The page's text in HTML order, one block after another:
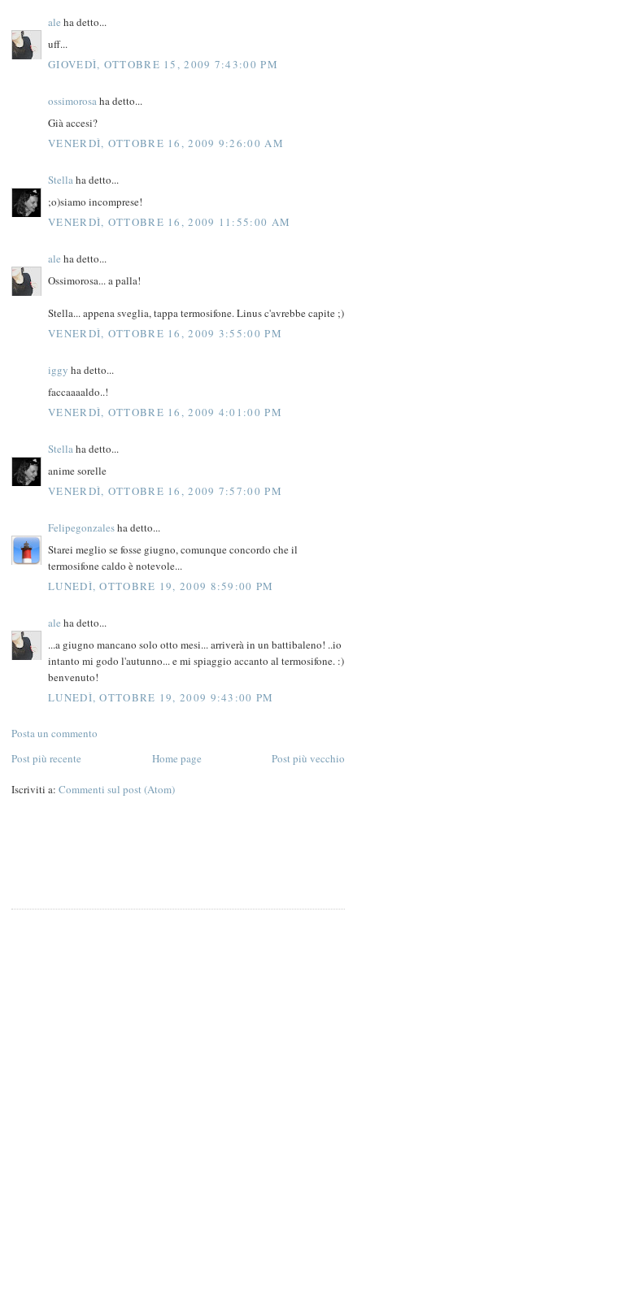
ale ha detto...
uff...
GIOVEDÌ, OTTOBRE 15, 2009 7:43:00 PM
ossimorosaha detto...
Già accesi?
VENERDÌ, OTTOBRE 16, 2009 9:26:00 AM
Stellaha detto...
;o)siamo incomprese!
VENERDÌ, OTTOBRE 16, 2009 11:55:00 AM
ale ha detto...
Ossimorosa... a palla!
Stella... appena sveglia, tappa termosifone. Linus c'avrebbe capite ;)
VENERDÌ, OTTOBRE 16, 2009 3:55:00 PM
iggy ha detto...
faccaaaaldo..!
VENERDÌ, OTTOBRE 16, 2009 4:01:00 PM
Stellaha detto...
anime sorelle
VENERDÌ, OTTOBRE 16, 2009 7:57:00 PM
Felipegonzalesha detto...
Starei meglio se fosse giugno, comunque concordo che il
termosifone caldo è notevole...
LUNEDÌ, OTTOBRE 19, 2009 8:59:00 PM
ale ha detto...
...a giugno mancano solo otto mesi... arriverà in un battibaleno! ..io
intanto mi godo l'autunno... e mi spiaggio accanto al termosifone. :)
benvenuto!
LUNEDÌ, OTTOBRE 19, 2009 9:43:00 PM
Posta un commento
Post più recente
Post più vecchio
Home page
Iscriviti a: Commenti sul post (Atom)